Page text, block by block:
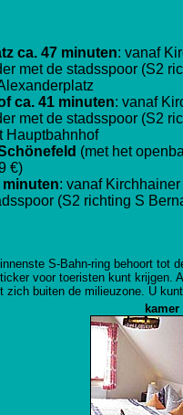
ca. 47 minuten: vanaf
met de stadsspoor (S2
ca. 41 minuten: vanaf
met de stadsspoor (S2
Hauptbahnhof
(met het
€)
minuten: vanaf
(S2 richting S
S-Bahn-ring behoort tot
voor toeristen kunt krijgen.
zich buiten de milieuzone. U
kamer